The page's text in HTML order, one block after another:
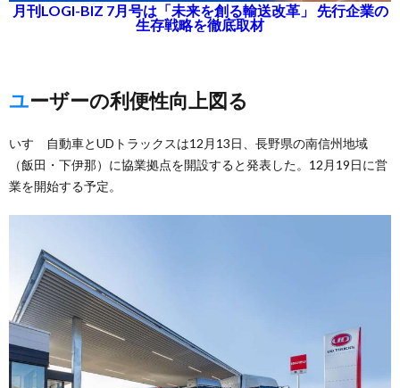
月刊LOGI-BIZ 7月号は「未来を創る輸送改革」 先行企業の
生存戦略を徹底取材
ユーザーの利便性向上図る
いすゞ自動車とUDトラックスは12月13日、⾧野県の南信州地域
（飯田・下伊那）に協業拠点を開設すると発表した。12月19日に営
業を開始する予定。